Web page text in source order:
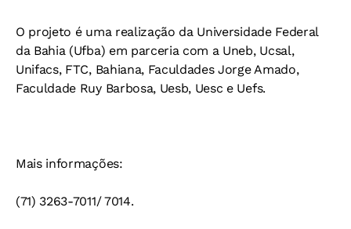
O projeto é uma realização da Universidade Federal
da Bahia (Ufba) em parceria com a Uneb, Ucsal,
Unifacs, FTC, Bahiana, Faculdades Jorge Amado,
Faculdade Ruy Barbosa, Uesb, Uesc e Uefs.
Mais informações:
(71) 3263-7011/ 7014.